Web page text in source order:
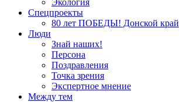
Экология
Спецпроекты
80 лет ПОБЕДЫ! Донской край
Люди
Знай наших!
Персона
Поздравления
Точка зрения
Экспертное мнение
Между тем